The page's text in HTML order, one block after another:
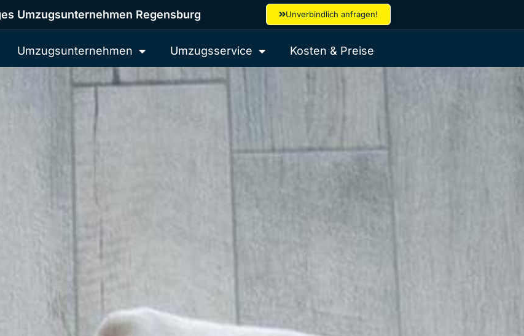
Umzugsunternehmen Regensburg Unverbindlich anfragen!
Umzugsunternehmen Umzugsservice Kosten & Preise